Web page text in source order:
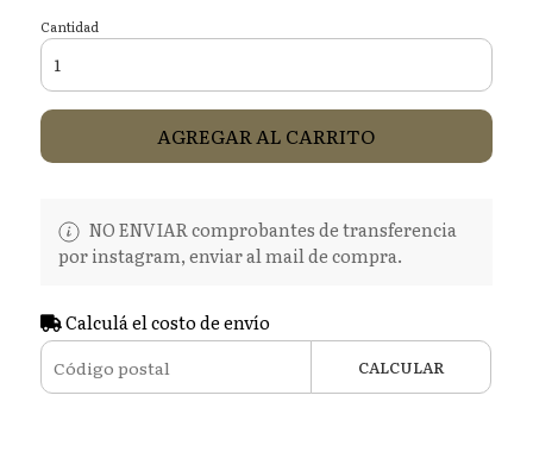
Cantidad
AGREGAR AL CARRITO
NO ENVIAR comprobantes de transferencia
por instagram, enviar al mail de compra.
Calculá el costo de envío
CALCULAR